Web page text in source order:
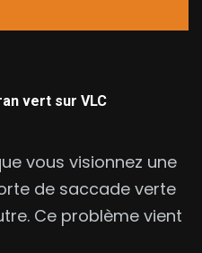
vert sur VLC
vous visionnez une
de saccade verte
Ce problème vient